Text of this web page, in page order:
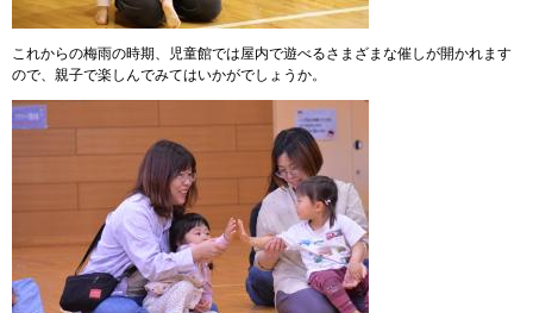
これからの梅雨の時期、児童館では屋内で遊べるさまざまな催しが開かれます
ので、親子で楽しんでみてはいかがでしょうか。